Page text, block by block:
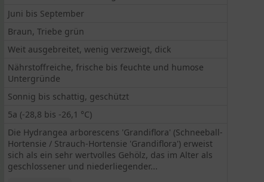
Juni bis September
Braun, Triebe grün
Weit ausgebreitet, wenig verzweigt, dick
Nährstoffreiche, frische bis feuchte und humose
Untergründe
Sonnig bis schattig, geschützt
5a (-28,8 bis -26,1 °C)
Die Hydrangea arborescens 'Grandiflora' (Schneeball-
Hortensie / Strauch-Hortensie 'Grandiflora') erweist
sich als ein sehr wertvolles Gehölz, das im Alter als
geschlossener und niederliegender...